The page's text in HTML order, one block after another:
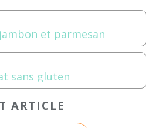
et parmesan
sans gluten
ARTICLE